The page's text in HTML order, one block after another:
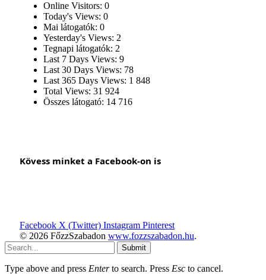
Online Visitors: 0
Today's Views: 0
Mai látogatók: 0
Yesterday's Views: 2
Tegnapi látogatók: 2
Last 7 Days Views: 9
Last 30 Days Views: 78
Last 365 Days Views: 1 848
Total Views: 31 924
Összes látogató: 14 716
Kövess minket a Facebook-on is
Facebook X (Twitter) Instagram Pinterest
© 2026 FőzzSzabadon www.fozzszabadon.hu.
Submit
Type above and press Enterto search. Press Esc to cancel.